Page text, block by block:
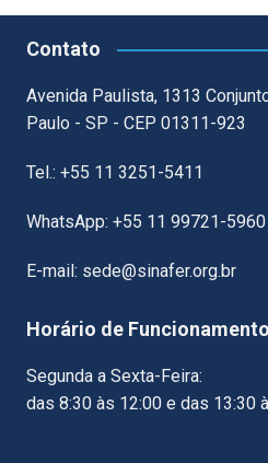
Contato
Avenida Paulista, 1313
Paulo - SP - CEP 01311-923
Tel.: +55 11 3251-5411
WhatsApp: +55 11 99721-5960
E-mail: sede@sinafer.org.br
Horário de Funcionamento
Segunda a Sexta-Feira:
das 8:30 às 12:00 e das 13:30